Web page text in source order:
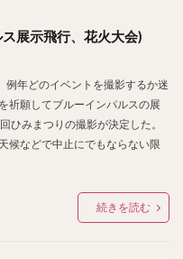
展示飛行、花火大会)
例年どのイベントを撮影するか迷
祈願してブルーインパルスの展
ひみまつりの撮影が決定した。
候などで中止にでもならない限
続きを読む